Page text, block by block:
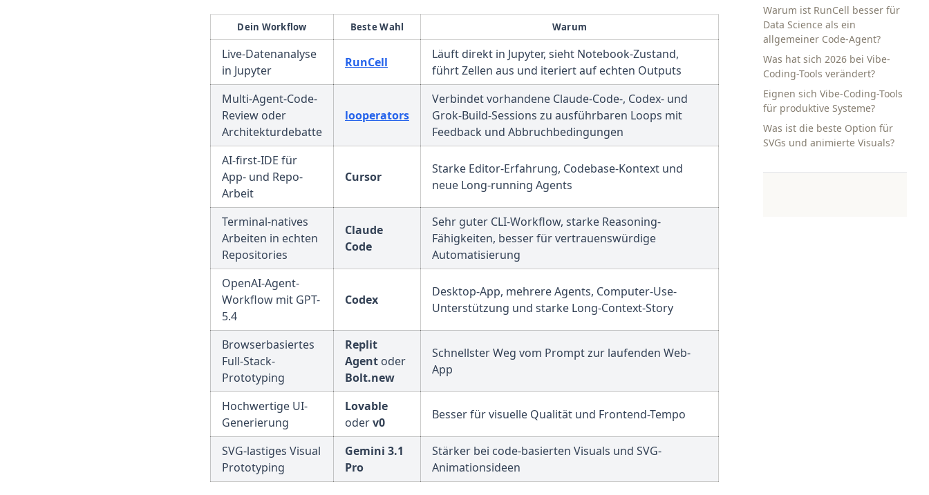
Warum ist RunCell besser für
Data Science als ein
allgemeiner Code-Agent?
Was hat sich 2026 bei Vibe-
Coding-Tools verändert?
Eignen sich Vibe-Coding-Tools
für produktive Systeme?
Was ist die beste Option für
SVGs und animierte Visuals?
Dein Workflow Beste Wahl Warum
Live-Datenanalyse
in Jupyter
RunCell (opens in a new tab)
Läuft direkt in Jupyter, sieht Notebook-Zustand,
führt Zellen aus und iteriert auf echten Outputs
Multi-Agent-Code-
Review oder
Architekturdebatte
looperators(opens in a new tab)
Verbindet vorhandene Claude-Code-, Codex- und
Grok-Build-Sessions zu ausführbaren Loops mit
Feedback und Abbruchbedingungen
AI-first-IDE für
App- und Repo-
Arbeit
Cursor
Starke Editor-Erfahrung, Codebase-Kontext und
neue Long-running Agents
Terminal-natives
Arbeiten in echten
Repositories
Claude
Code
Sehr guter CLI-Workflow, starke Reasoning-
Fähigkeiten, besser für vertrauenswürdige
Automatisierung
OpenAI-Agent-
Workflow mit GPT-
5.4
Codex
Desktop-App, mehrere Agents, Computer-Use-
Unterstützung und starke Long-Context-Story
Browserbasiertes
Full-Stack-
Prototyping
Replit
Agent oder
Bolt.new
Schnellster Weg vom Prompt zur laufenden Web-
App
Hochwertige UI-
Generierung
Lovable
oderv0
Besser für visuelle Qualität und Frontend-Tempo
SVG-lastiges Visual
Prototyping
Gemini 3.1
Pro
Stärker bei code-basierten Visuals und SVG-
Animationsideen